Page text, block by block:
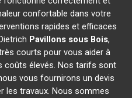
confortable dans votre
rapides et efficaces
Pavillons sous Bois,
courts pour vous aider à
coûts élevés. Nos tarifs sont
vous fournirons un devis
les travaux. Nous sommes